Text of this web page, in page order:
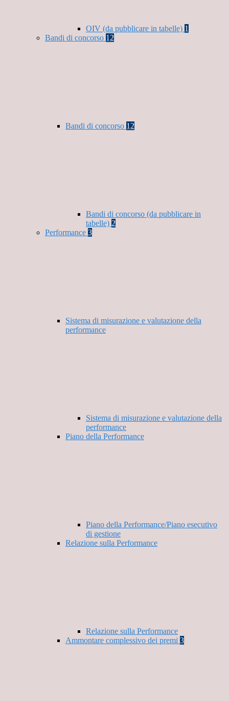
OIV (da pubblicare in tabelle) 1
Bandi di concorso 12
Bandi di concorso 12
Bandi di concorso (da pubblicare in
tabelle) 2
Performance 3
Sistema di misurazione e valutazione della
performance
Sistema di misurazione e valutazione della
performance
Piano della Performance
Piano della Performance/Piano esecutivo
di gestione
Relazione sulla Performance
Relazione sulla Performance
Ammontare complessivo dei premi 3